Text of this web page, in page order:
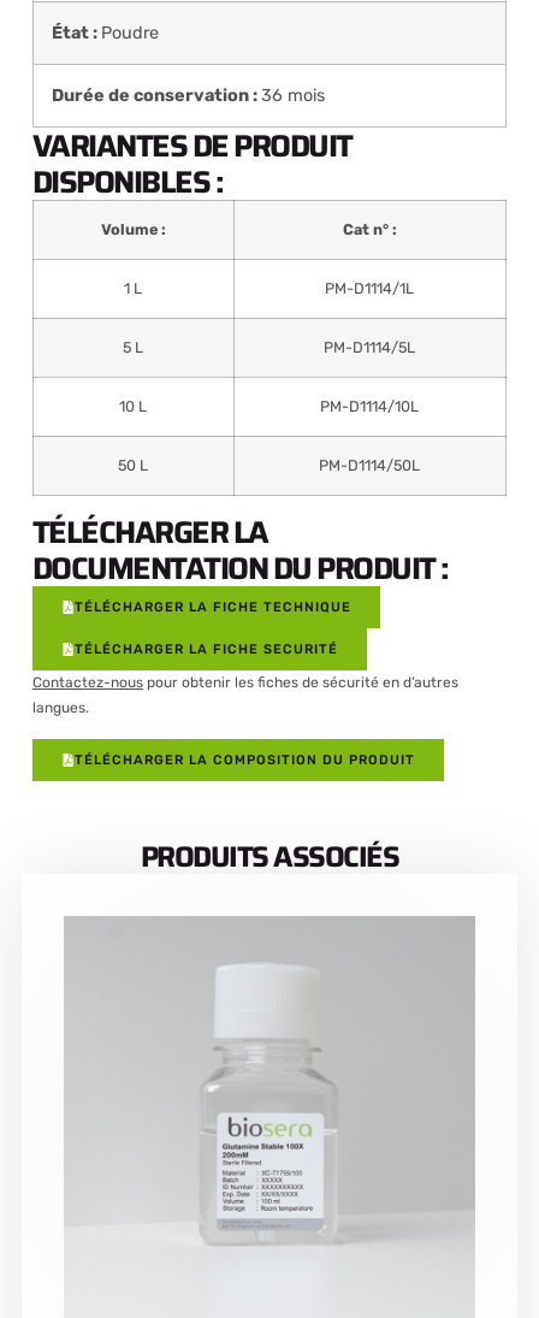
État : Poudre
Durée de conservation :36 mois
VARIANTES DE PRODUIT
DISPONIBLES :
Volume : Cat n° :
1 L PM-D1114/1L
5 L PM-D1114/5L
10 L PM-D1114/10L
50 L PM-D1114/50L
TÉLÉCHARGER LA
DOCUMENTATION DU PRODUIT :
TÉLÉCHARGER LA FICHE TECHNIQUE
TÉLÉCHARGER LA FICHE SECURITÉ
Contactez-nouspour obtenir les fiches de sécurité en d’autres
langues.
TÉLÉCHARGER LA COMPOSITION DU PRODUIT
PRODUITS ASSOCIÉS